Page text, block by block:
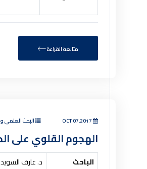
متابعة القراءة
البحث العلمي
الهجوم القلوي على
الباحث د. عارف